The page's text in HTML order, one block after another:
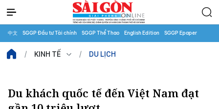
中文 SGGP Đầu tư Tài chính SGGP Thể Thao English Edition SGGP Epaper
KINH TẾ DU LỊCH
Du khách quốc tế đến Việt Nam đạt